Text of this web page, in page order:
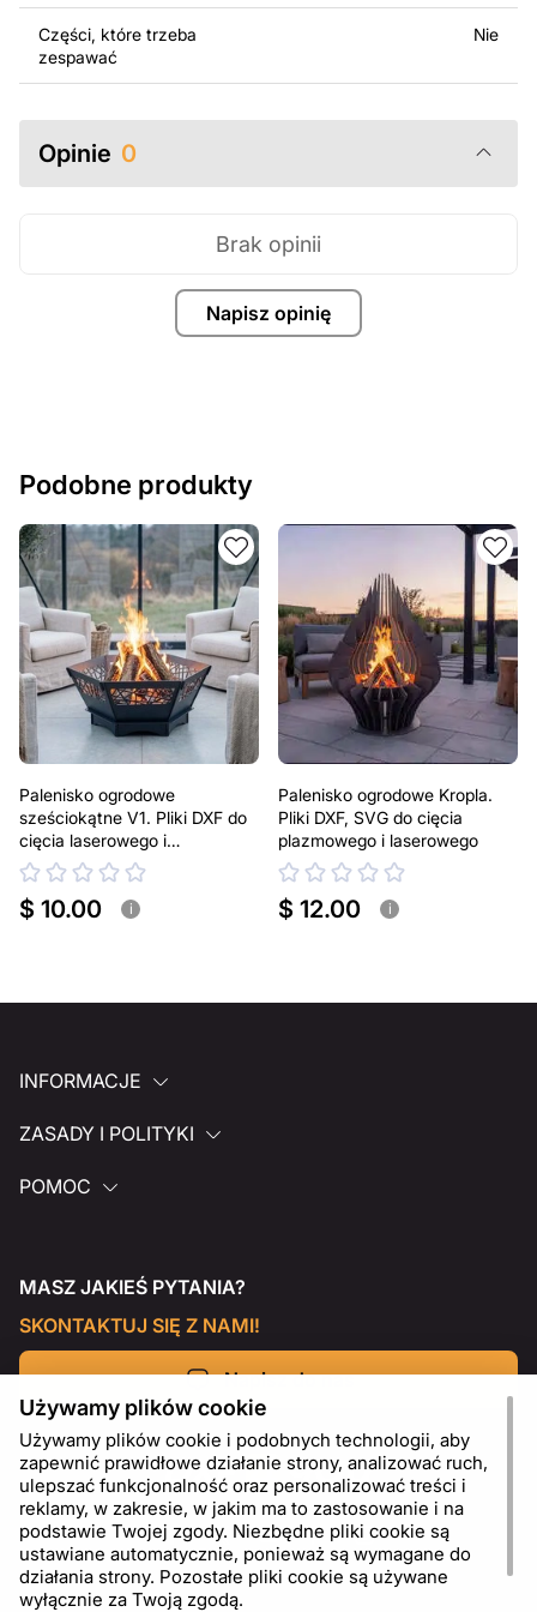
Części, które trzeba
zespawać
Nie
Opinie 0
Napisz opinię
Brak opinii
Podobne produkty
Palenisko ogrodowe
sześciokątne V1. Pliki DXF do
cięcia laserowego i
plazmowego
$ 10.00 i
Palenisko ogrodowe Kropla.
Pliki DXF, SVG do cięcia
plazmowego i laserowego
$ 12.00 i
INFORMACJE
ZASADY I POLITYKI
POMOC
MASZ JAKIEŚ PYTANIA?
SKONTAKTUJ SIĘ Z NAMI!
Napisz do nas
Używamy plików cookie
Używamy plików cookie i podobnych technologii, aby
zapewnić prawidłowe działanie strony, analizować ruch,
ulepszać funkcjonalność oraz personalizować treści i
reklamy, w zakresie, w jakim ma to zastosowanie i na
podstawie Twojej zgody. Niezbędne pliki cookie są
ustawiane automatycznie, ponieważ są wymagane do
działania strony. Pozostałe pliki cookie są używane
wyłącznie za Twoją zgodą.